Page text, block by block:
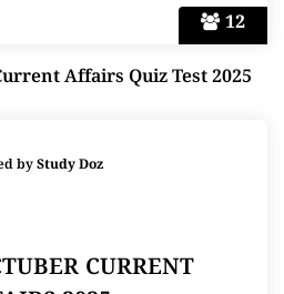
12
Affairs Quiz Test 2025
byStudy Doz
CURRENT